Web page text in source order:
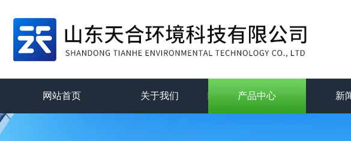
网站首页 关于我们 产品中心 新